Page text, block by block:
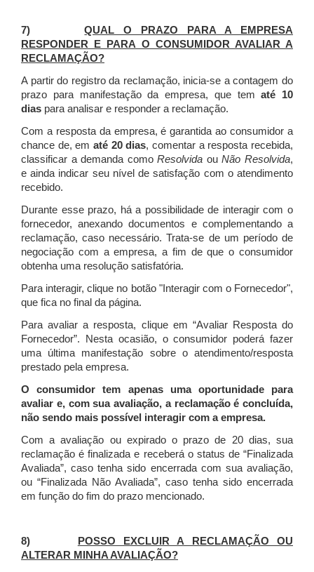
7)QUAL O PRAZO PARA A EMPRESA
RESPONDER E PARA O CONSUMIDOR AVALIAR A
RECLAMAÇÃO?
A partir do registro da reclamação, inicia-se a contagem do
prazo para manifestação da empresa, que tematé 10
dias para analisar e responder a reclamação.
Com a resposta da empresa, é garantida ao consumidor a
chance de, em até 20 dias, comentar a resposta recebida,
classificar a demanda comoResolvida ouNão Resolvida,
e ainda indicar seu nível de satisfação com o atendimento
recebido.
Durante esse prazo, há a possibilidade de interagir com o
fornecedor, anexando documentos e complementando a
reclamação, caso necessário.Trata-se de um período de
negociação com a empresa, a fim de que o consumidor
obtenha uma resolução satisfatória.
Para interagir, clique no botão "Interagir com o Fornecedor",
que fica no final da página.
Para avaliar a resposta, clique em “Avaliar Resposta do
Fornecedor”. Nesta ocasião, o consumidor poderá fazer
uma última manifestação sobre o atendimento/resposta
prestado pela empresa.
O consumidor tem apenas uma oportunidade para
avaliar e, com sua avaliação, a reclamação é concluída,
não sendo mais possível interagir com a empresa.
Com a avaliação ou expirado o prazo de 20 dias, sua
reclamação é finalizada e receberá o status de “Finalizada
Avaliada”, caso tenha sido encerrada com sua avaliação,
ou “Finalizada Não Avaliada”, caso tenha sido encerrada
em função do fim do prazo mencionado.
8)
POSSO EXCLUIR A RECLAMAÇÃO OU
ALTERAR MINHA AVALIAÇÃO?